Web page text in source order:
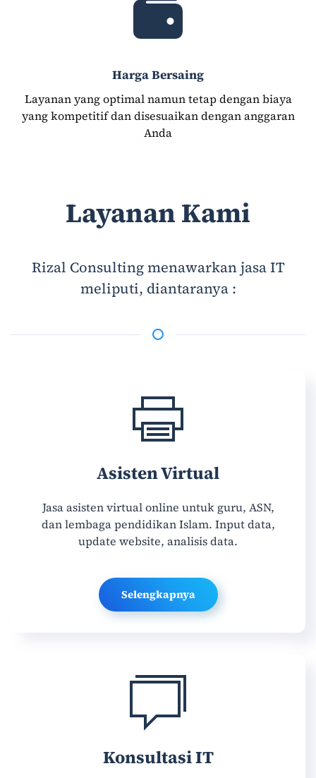
Harga Bersaing
Layanan yang optimal namun tetap dengan biaya
yang kompetitif dan disesuaikan dengan anggaran
Anda
Layanan Kami
Rizal Consulting menawarkan jasa IT
meliputi, diantaranya :
Asisten Virtual
Jasa asisten virtual online untuk guru, ASN,
dan lembaga pendidikan Islam. Input data,
update website, analisis data.
Selengkapnya
Konsultasi IT